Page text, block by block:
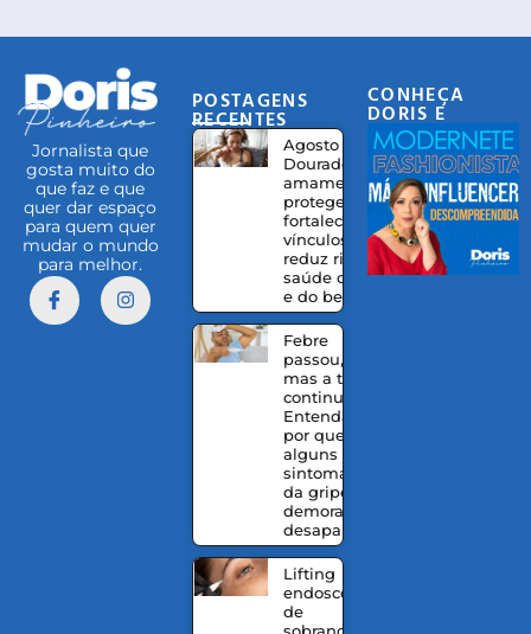
Jornalista que
gosta muito do
que faz e que
quer dar espaço
para quem quer
mudar o mundo
para melhor.
POSTAGENS
RECENTES
Agosto
Dourado:
amamentação
protege,
fortalece
vínculos e
reduz riscos à
saúde da mãe
e do bebê
Febre
passou,
mas a tosse
continua?
Entenda
por que
alguns
sintomas
da gripe
demoram a
desaparecer
Lifting
endoscópico
de
CONHEÇA
DORIS E
EQUIPE